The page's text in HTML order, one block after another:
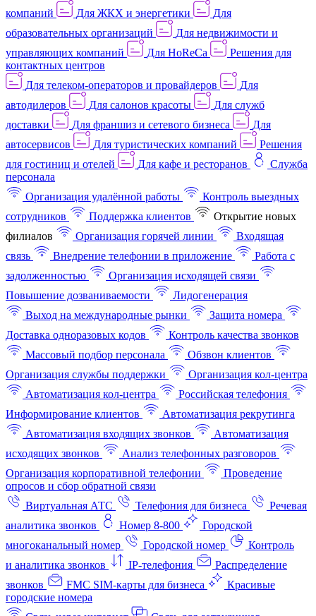
компаний
Для ЖКХ и энергетики
Для
образовательных организаций
Для недвижимости и
управляющих компаний
Для HoReCa
Решения для
контактных центров
Для телеком-операторов и провайдеров
Для
автодилеров
Для салонов красоты
Для служб
доставки
Для франшиз и сетевого бизнеса
Для
автосервисов
Для туристических компаний
Решения
для гостиниц и отелей
Для кафе и ресторанов
Служба
персонала
Организация удалённой работы
Контроль выездных
сотрудников
Поддержка клиентов
Открытие новых
филиалов
Организация горячей линии
Входящая
связь
Внедрение телефонии в приложение
Работа с
задолженностью
Организация исходящей связи
Повышение дозваниваемости
Лидогенерация
Выход на международные рынки
Защита номера
Доставка одноразовых кодов
Контроль качества звонков
Массовый подбор персонала
Обзвон клиентов
Организация службы поддержки
Организация кол-центра
Автоматизация кол-центра
Российская телефония
Информирование клиентов
Автоматизация рекрутинга
Автоматизация входящих звонков
Автоматизация
исходящих звонков
Анализ телефонных разговоров
Организация корпоративной телефонии
Проведение
опросов и сбор обратной связи
Виртуальная АТС
Телефония для бизнеса
Речевая
аналитика звонков
Номер 8-800
Городской
многоканальный номер
Городской номер
Контроль
и аналитика звонков
IP-телефония
Распределение
звонков
FMC SIM-карты для бизнеса
Красивые
городские номера